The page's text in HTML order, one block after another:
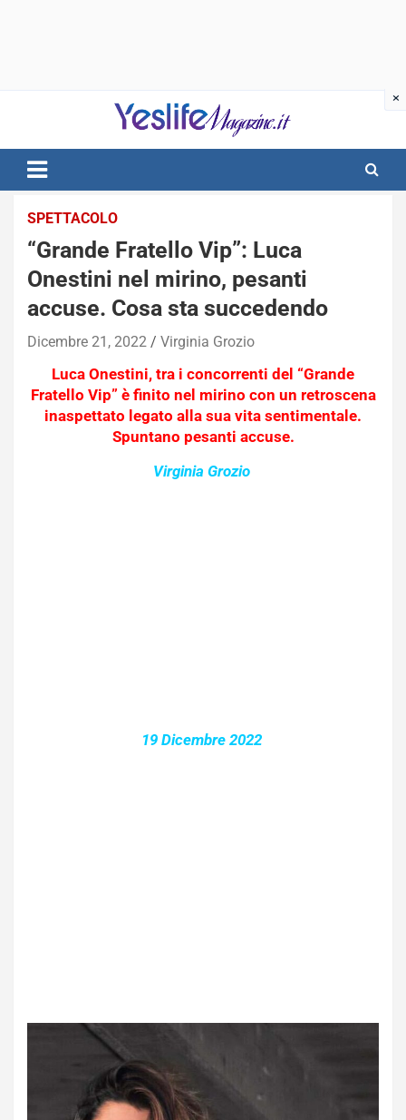
notizie di intrattenimento
SPETTACOLO
“Grande Fratello Vip”: Luca
Onestini nel mirino, pesanti
accuse. Cosa sta succedendo
Dicembre 21, 2022 Virginia Grozio
Luca Onestini, tra i concorrenti del “Grande
Fratello Vip” è finito nel mirino con un retroscena
inaspettato legato alla sua vita sentimentale.
Spuntano pesanti accuse.
Virginia Grozio
19 Dicembre 2022